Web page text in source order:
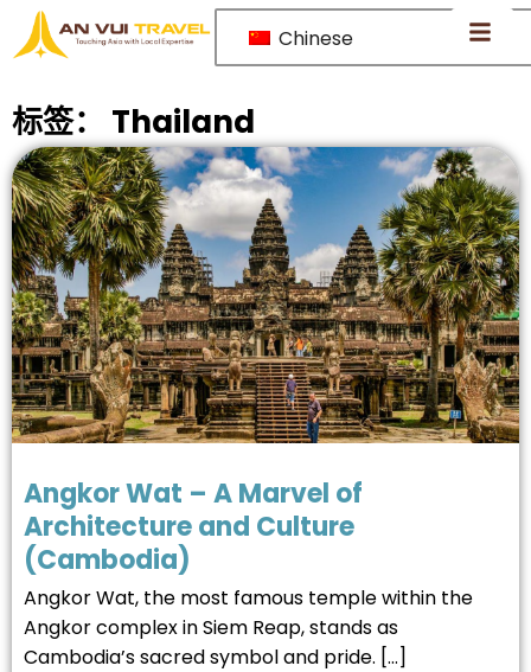
Chinese
标签： Thailand
Angkor Wat – A Marvel of
Architecture and Culture
(Cambodia)
Angkor Wat, the most famous temple within the
Angkor complex in Siem Reap, stands as
Cambodia’s sacred symbol and pride. […]